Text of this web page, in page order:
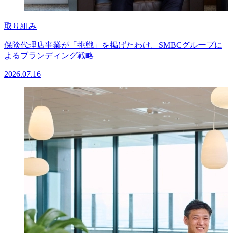
取り組み
保険代理店事業が「挑戦」を掲げたわけ。SMBCグループに
よるブランディング戦略
2026.07.16